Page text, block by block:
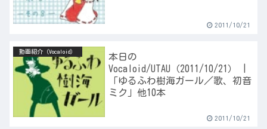
2011/10/21
動画紹介（Vocaloid）
本日の
Vocaloid/UTAU（2011/10/21） |
「ゆるふわ樹海ガール／歌、初音
ミク」他10本
2011/10/21